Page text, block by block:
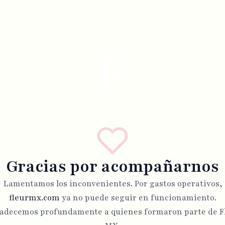
Gracias por acompañarnos
Lamentamos los inconvenientes. Por gastos operativos,
fleurmx.com ya no puede seguir en funcionamiento.
profundamente a quienes formaron parte de